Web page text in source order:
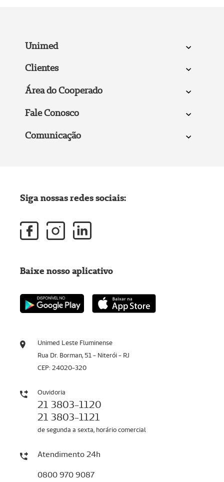
Unimed
Clientes
Área do Cooperado
Fale Conosco
Comunicação
Unimed Leste Fluminense
Rua Dr. Borman, 51 - Niterói - RJ
CEP: 24020-320
Ouvidoria
21 3803-1120
21 3803-1121
de segunda a sexta, horário comercial
Atendimento 24h
0800 970 9087
Siga nossas redes sociais:
Baixe nosso aplicativo